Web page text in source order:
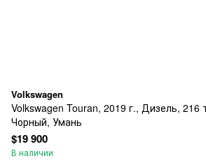
Volkswagen
Volkswagen Touran, 2019 г., Дизель,
Чорный, Умань
$19 900
В наличии